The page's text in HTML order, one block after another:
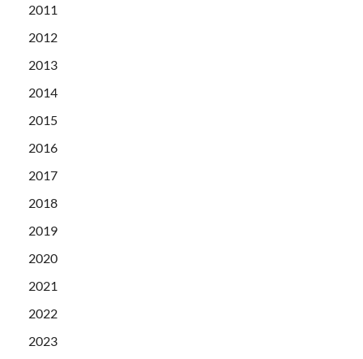
2011
2012
2013
2014
2015
2016
2017
2018
2019
2020
2021
2022
2023